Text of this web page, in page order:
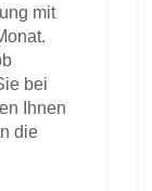
mit
bei
Ihnen
die